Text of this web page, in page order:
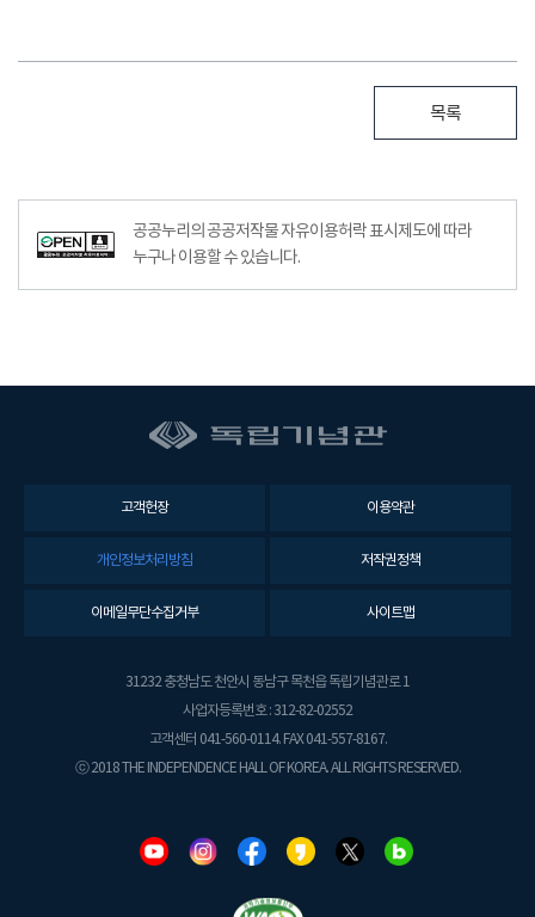
목록
공공누리의 공공저작물 자유이용허락 표시제도에 따라
누구나 이용할 수 있습니다.
고객헌장 이용약관
개인정보처리방침 저작권정책
이메일무단수집거부 사이트맵
31232 충청남도 천안시 동남구 목천읍 독립기념관로 1
사업자등록번호 : 312-82-02552
고객센터 041-560-0114. FAX 041-557-8167.
ⓒ 2018 THE INDEPENDENCE HALL OF KOREA. ALL RIGHTS RESERVED.